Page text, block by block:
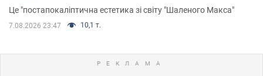
Це "постапокаліптична естетика зі світу "Шаленого Макса"
7.08.2026 23:47 10,1 т.